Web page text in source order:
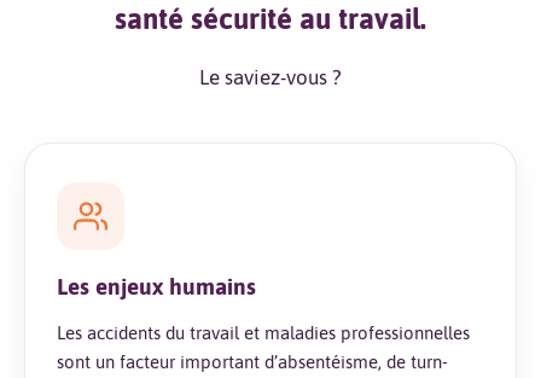
santé sécurité au travail.
Le saviez-vous ?
Les enjeux humains
Les accidents du travail et maladies professionnelles
sont un facteur important d’absentéisme, de turn-